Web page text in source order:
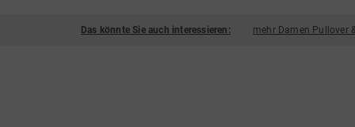
Das könnte Sie auch interessieren: mehr Damen Pullover